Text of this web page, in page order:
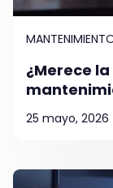
¿Merece
25 mayo, 2026